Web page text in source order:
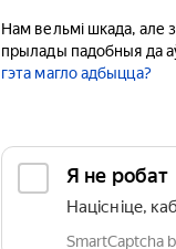
Нам вельмі шкада, але
прылады падобныя да
гэта магло адбыцца?
Я не робат
Націсніце,
SmartCaptcha